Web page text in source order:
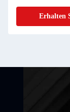
Armband
Erhalten